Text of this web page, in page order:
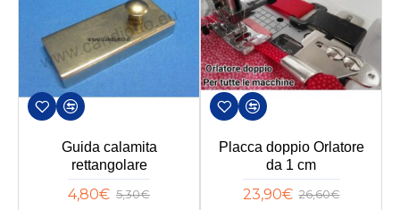
Guida calamita
rettangolare
4,80€ 5,30€
Placca doppio Orlatore
da 1 cm
23,90€ 26,60€